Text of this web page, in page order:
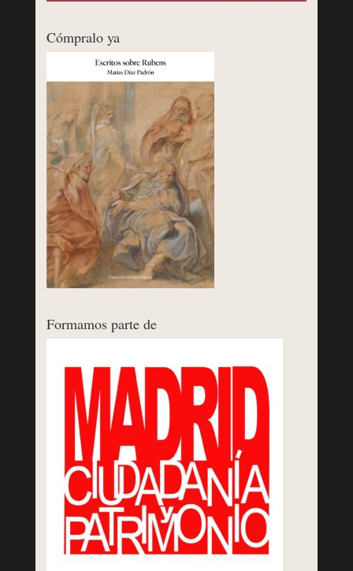
Cómpralo ya
Formamos parte de